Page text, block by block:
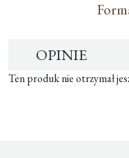
OPINIE
Ten produk nie otrzymał